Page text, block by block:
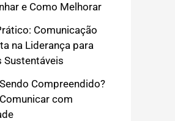
e Como Melhorar
Comunicação
na Liderança para
Sustentáveis
Compreendido?
com